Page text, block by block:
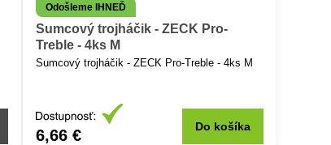
Odošleme IHNEĎ
Sumcový trojháčik - ZECK Pro-
Treble - 4ks M
Sumcový trojháčik - ZECK Pro-Treble - 4ks M
6,66 € Do košíka